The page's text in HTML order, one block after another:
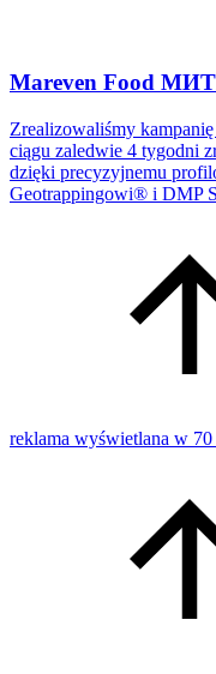
Mareven Food
Zrealizowaliśmy
ciągu zaledwie 4 tygodni
dzięki precyzyjnemu
Geotrappingowi® i DMP
reklama wyświetlana w